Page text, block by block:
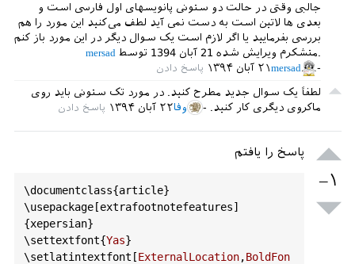
جالبی وقتی در حالت دو ستونی پانویسهای اول فارسی است و
بعدی ها لاتین است به دست نمی آید لطف می‌کنید این مورد را هم
بررسی بفرمایید یا اگر لازم است یک سوال دیگر در این مورد باز کنم
.متشکرم ویرایش شده 21 آبان 1394 توسط mersad
۲۱ آبان ۱۳۹۴mersad
لطفاً یک سوال جدید مطرح کنید. در مورد تک ستونی باید روی
ماکروی دیگری کار کنید.
۲۲ آبان ۱۳۹۴وفا
–۱
پاسخ را یافتم
\documentclass{article}
\usepackage[extrafootnotefeatures]
{xepersian}
\settextfont{Yas}
\setlatintextfont [ExternalLocation,BoldFon